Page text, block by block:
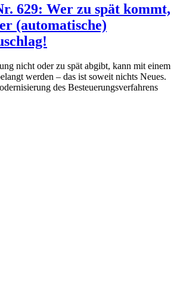
629: Wer zu spät kommt,
(automatische)
nicht oder zu spät abgibt, kann mit einem
werden – das ist soweit nichts Neues.
des Besteuerungsverfahrens